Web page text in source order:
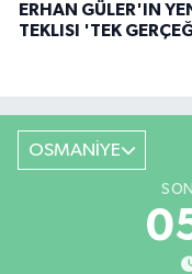
ERHAN GÜLER'IN
TEKLISI 'TEK
OSMANİYE